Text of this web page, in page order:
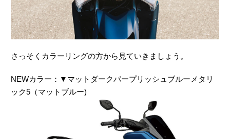
さっそくカラーリングの方から見ていきましょう。
NEWカラー：▼マットダークパープリッシュブルーメタリ
ック5（マットブルー)